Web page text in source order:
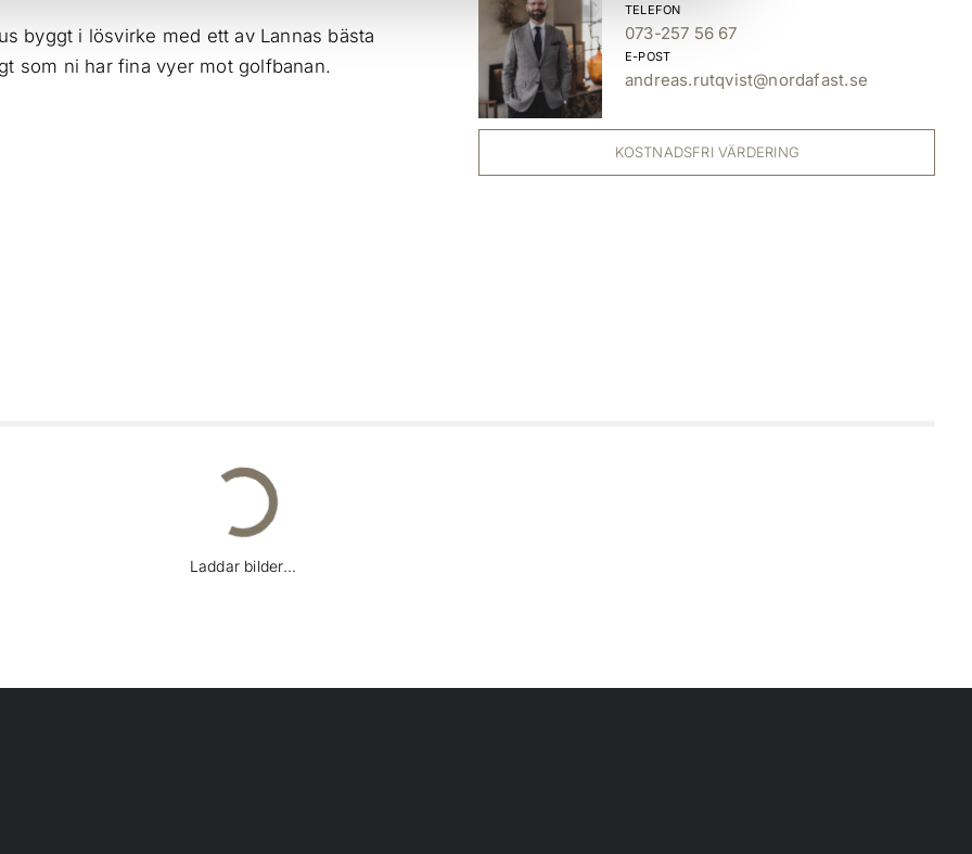
byggt i lösvirke med ett av Lannas bästa
som ni har fina vyer mot golfbanan.
TELEFON
073-257 56 67
E-POST
andreas.rutqvist@nordafast.se
KOSTNADSFRI VÄRDERING
Laddar bilder...